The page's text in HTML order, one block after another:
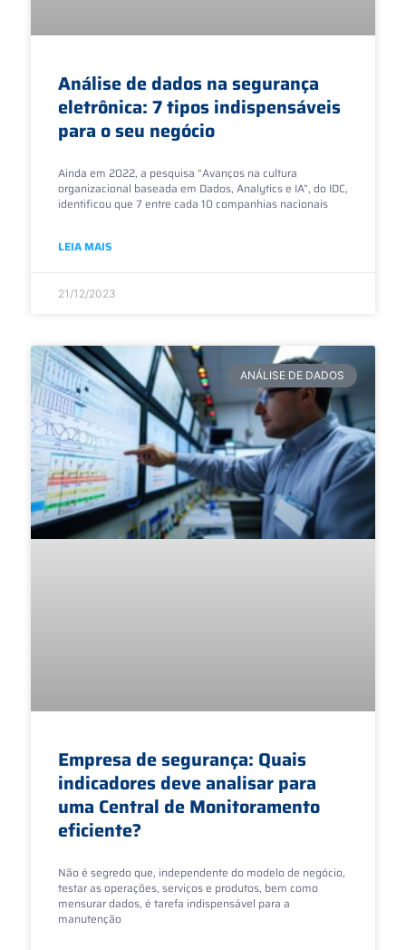
Análise de dados na segurança
eletrônica: 7 tipos indispensáveis
para o seu negócio
Ainda em 2022, a pesquisa “Avanços na cultura
organizacional baseada em Dados, Analytics e IA”, do IDC,
identificou que 7 entre cada 10 companhias nacionais
LEIA MAIS
21/12/2023
ANÁLISE DE DADOS
Empresa de segurança: Quais
indicadores deve analisar para
uma Central de Monitoramento
eficiente?
Não é segredo que, independente do modelo de negócio,
testar as operações, serviços e produtos, bem como
mensurar dados, é tarefa indispensável para a
manutenção